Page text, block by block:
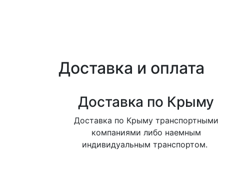
Доставка и оплата
Доставка по Крыму
Доставка по Крыму транспортными
компаниями либо наемным
индивидуальным транспортом.